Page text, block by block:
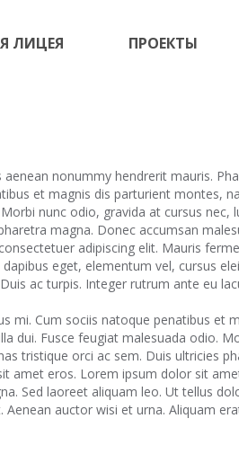
ЛИЦЕЯ ПРОЕКТЫ
Курчатовский проект
Детский открытый
Инженерные классы
Школьная лига
nonummy hendrerit mauris.
et magnis dis parturient montes,
nunc odio, gravida at cursus nec,
magna. Donec accumsan
adipiscing elit. Mauris
eget, elementum vel, cursus
ac turpis. Integer rutrum ante eu
mi. Cum sociis natoque penatibus et
dui. Fusce feugiat malesuada odio.
tristique orci ac sem. Duis ultricies
amet eros. Lorem ipsum dolor sit
Sed laoreet aliquam leo. Ut tellus
auctor wisi et urna. Aliquam